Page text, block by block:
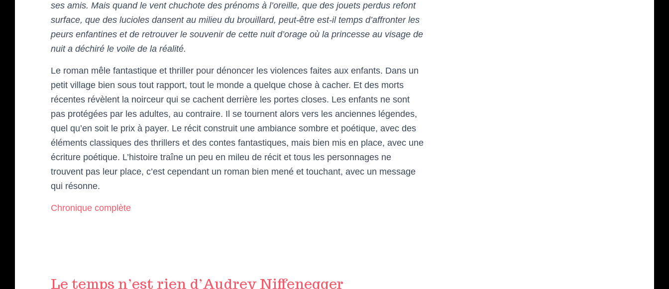
ses amis. Mais quand le vent chuchote des prénoms à l’oreille, que des jouets perdus refont
surface, que des lucioles dansent au milieu du brouillard, peut-être est-il temps d’affronter les
peurs enfantines et de retrouver le souvenir de cette nuit d’orage où la princesse au visage de
nuit a déchiré le voile de la réalité.
Le roman mêle fantastique et thriller pour dénoncer les violences faites aux enfants. Dans un
petit village bien sous tout rapport, tout le monde a quelque chose à cacher. Et des morts
récentes révèlent la noirceur qui se cachent derrière les portes closes. Les enfants ne sont
pas protégées par les adultes, au contraire. Il se tournent alors vers les anciennes légendes,
quel qu’en soit le prix à payer. Le récit construit une ambiance sombre et poétique, avec des
éléments classiques des thrillers et des contes fantastiques, mais bien mis en place, avec une
écriture poétique. L’histoire traîne un peu en mileu de récit et tous les personnages ne
trouvent pas leur place, c’est cependant un roman bien mené et touchant, avec un message
qui résonne.
Chronique complète
Le temps n’est rien d’Audrey Niffenegger